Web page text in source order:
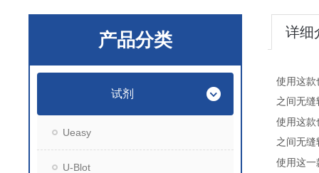
产品分类
试剂
Ueasy
U-Blot
详细
使用这款
之间无
使用这款
之间无
使用这一